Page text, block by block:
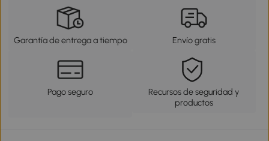
Garantía de entrega a tiempo Envío gratis
Pago seguro
Recursos de seguridad y
productos